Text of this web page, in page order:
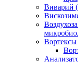
Виварий
Вортексы